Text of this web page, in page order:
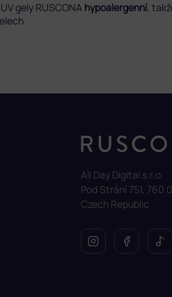
gely RUSCONA hypoalergenní,
All Day Digital s.r.o.
Pod Strání 751, 760
Czech Republic